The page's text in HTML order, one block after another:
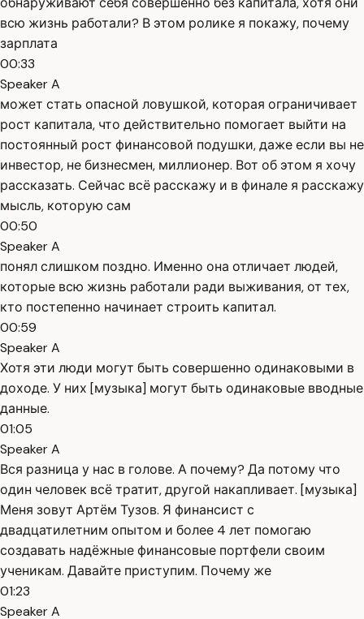
всю жизнь работали? В этом ролике я покажу, почему
зарплата
00:33
Speaker A
может стать опасной ловушкой, которая ограничивает
рост капитала, что действительно помогает выйти на
постоянный рост финансовой подушки, даже если вы не
инвестор, не бизнесмен, миллионер. Вот об этом я хочу
рассказать. Сейчас всё расскажу и в финале я расскажу
мысль, которую сам
00:50
Speaker A
понял слишком поздно. Именно она отличает людей,
которые всю жизнь работали ради выживания, от тех,
кто постепенно начинает строить капитал.
00:59
Speaker A
Хотя эти люди могут быть совершенно одинаковыми в
доходе. У них [музыка] могут быть одинаковые вводные
данные.
01:05
Speaker A
Вся разница у нас в голове. А почему? Да потому что
один человек всё тратит, другой накапливает. [музыка]
Меня зовут Артём Тузов. Я финансист с
двадцатилетним опытом и более 4 лет помогаю
создавать надёжные финансовые портфели своим
ученикам. Давайте приступим. Почему же
01:23
Speaker A